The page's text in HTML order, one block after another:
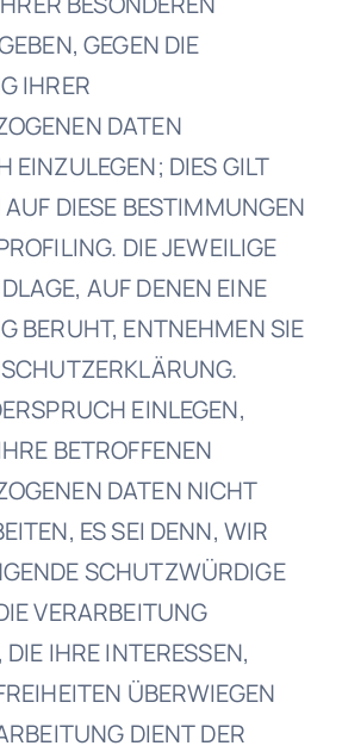
GEGEN DIE
IHRER
DATEN
EINZULEGEN; DIES GILT
DIESE BESTIMMUNGEN
DIE JEWEILIGE
AUF DENEN EINE
BERUHT, ENTNEHMEN SIE
EINLEGEN,
BETROFFENEN
DATEN NICHT
ES SEI DENN, WIR
SCHUTZWÜRDIGE
VERARBEITUNG
IHRE INTERESSEN,
ÜBERWIEGEN
DIENT DER